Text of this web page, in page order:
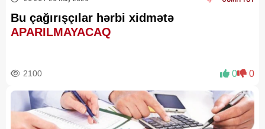
Bu çağırışçılar hərbi xidmətə
APARILMAYACAQ
2100 0 0